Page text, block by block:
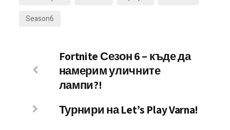
Season6
Fortnite Сезон 6 – къде да
намерим уличните
лампи?!
Турнири на Let’s Play Varna!